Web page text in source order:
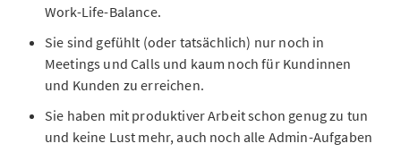
Work-Life-Balance.
Sie sind gefühlt (oder tatsächlich) nur noch in
Meetings und Calls und kaum noch für Kundinnen
und Kunden zu erreichen.
Sie haben mit produktiver Arbeit schon genug zu tun
und keine Lust mehr, auch noch alle Admin-Aufgaben